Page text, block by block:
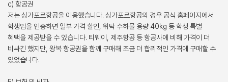
c) 항공권
저는 싱가포르항공을 이용했습니다. 싱가포르항공의 경우 공식 홈페이지에서
학생임을 인증하면 일부 가격 할인, 위탁 수하물 용량 40kg 등 학생 특별
혜택을 제공받을 수 있습니다. 티웨이, 제주항공 등 항공사에 비해 가격이 더
비싸긴 했지만, 왕복 항공권을 함께 구매해 조금 더 합리적인 가격에 구매할 수
있었습니다.